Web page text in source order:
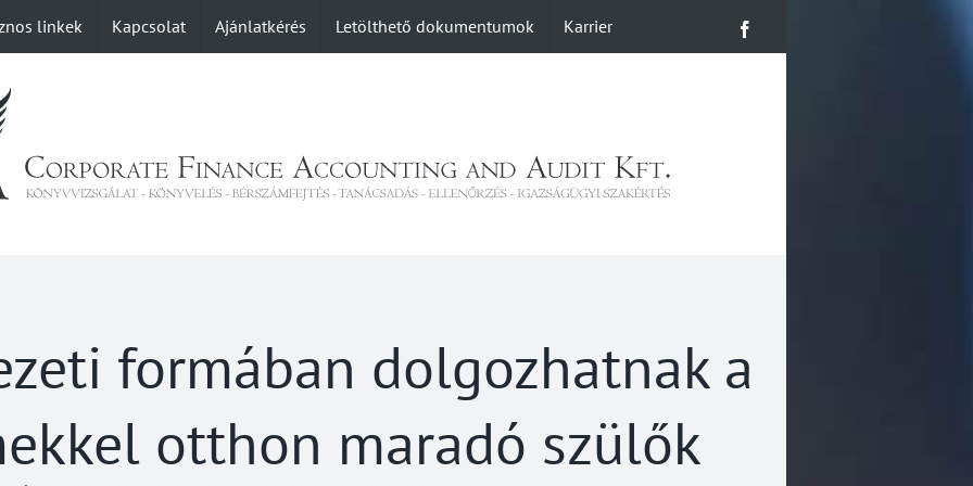
linkek Kapcsolat Ajánlatkérés Letölthető dokumentumok Karrier
formában dolgozhatnak a
otthon maradó szülők